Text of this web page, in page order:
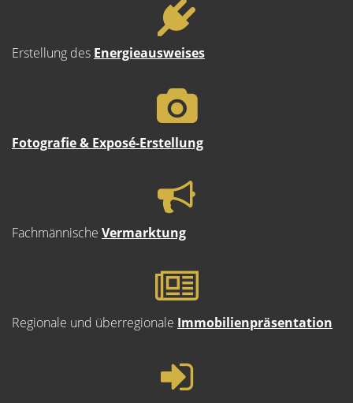
Erstellung des Energieausweises
Fotografie & Exposé-Erstellung
Fachmännische Vermarktung
Regionale und überregionale Immobilienpräsentation